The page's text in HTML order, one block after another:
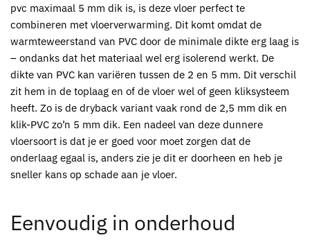
pvc maximaal 5 mm dik is, is deze vloer perfect te
combineren met vloerverwarming. Dit komt omdat de
warmteweerstand van PVC door de minimale dikte erg laag is
– ondanks dat het materiaal wel erg isolerend werkt. De
dikte van PVC kan variëren tussen de 2 en 5 mm. Dit verschil
zit hem in de toplaag en of de vloer wel of geen kliksysteem
heeft. Zo is de dryback variant vaak rond de 2,5 mm dik en
klik-PVC zo’n 5 mm dik. Een nadeel van deze dunnere
vloersoort is dat je er goed voor moet zorgen dat de
onderlaag egaal is, anders zie je dit er doorheen en heb je
sneller kans op schade aan je vloer.
Eenvoudig in onderhoud